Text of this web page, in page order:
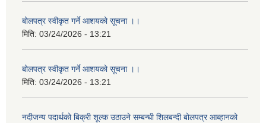
बोलपत्र स्वीकृत गर्ने आशयको सूचना ।।
मिति: 03/24/2026 - 13:21
बोलपत्र स्वीकृत गर्ने आशयको सूचना ।।
मिति: 03/24/2026 - 13:21
नदीजन्य पदार्थको बिक्री शूल्क उठाउने सम्बन्धी शिलबन्दी बोलपत्र आब्हानको